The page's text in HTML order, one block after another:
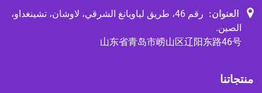
العنوان:
رقم 46، طريق لياويانغ الشرقي، لاوشان، تشينغداو،
الصين.
山东省青岛市崂山区辽阳东路46号
منتجاتنا